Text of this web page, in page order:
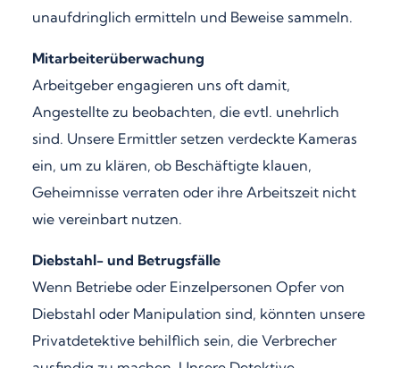
unaufdringlich ermitteln und Beweise sammeln.
Mitarbeiterüberwachung
Arbeitgeber engagieren uns oft damit,
Angestellte zu beobachten, die evtl. unehrlich
sind. Unsere Ermittler setzen verdeckte Kameras
ein, um zu klären, ob Beschäftigte klauen,
Geheimnisse verraten oder ihre Arbeitszeit nicht
wie vereinbart nutzen.
Diebstahl- und Betrugsfälle
Wenn Betriebe oder Einzelpersonen Opfer von
Diebstahl oder Manipulation sind, könnten unsere
Privatdetektive behilflich sein, die Verbrecher